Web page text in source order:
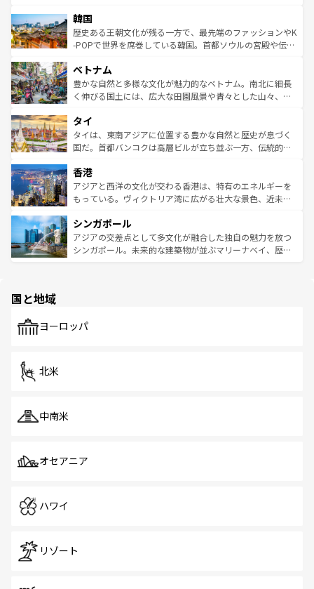
ワイを、存分に味わってほしい。 なお、新着のハワイ情報
はコンテンツ一覧を参照してほしい。
いる。アクティビティも充実しており、サーフィンやダイ
ビング、ハイキングなど、アウトドア好きにはたまらな
い。オーストラリアの多彩な魅力を存分に味わいつくそ
参照してほしい。
ン）、静ひつな山岳地帯である台湾東部など、都市の喧騒
と山間の静けさが共存しており、訪れる人に新しい発見と
驚きをもたらしてくれる。また、奥深い台湾の食文化も魅
容にもいいと評判のスイーツなど、バラエティ豊かな料理
が味わえる。 なお、新着の台湾情報は コンテンツ一覧を参
照してほしい。
韓国
歴史ある王朝文化が残る一方で、最先端のファッションやK
-POPで世界を席巻している韓国。首都ソウルの宮殿や伝統
き、地方に足を延ばせば四季折々の自然美を楽しむことが
できる。そして、キムチや焼肉、絶品のストリートフード
まで、さまざまな韓国料理が待っている。夜には、韓国な
リティに包まれながら、韓国の多彩な魅力を心ゆくまで味
わってみてほしい。 なお、新着の韓国情報はコンテンツ一
覧を参照してほしい。
ベトナム
豊かな自然と多様な文化が魅力的なベトナム。南北に細長
く伸びる国土には、広大な田園風景や青々とした山々、世
急速な発展と共に伝統が息づく。ハノイの古い町並みやホ
ーチミン市のフランス統治時代の建物も、独特の雰囲気を
醸し出している。また、バラエティの豊かさとおいしさで
とつ。フォーやバインミー、ベトナムコーヒーなどは、ぜ
ひ現地で味わいたい。どの地域を訪れてもあたたかい人々
が旅行者を迎えてくれるので、きっと忘れられない旅にな
参照してほしい。
タイ
タイは、東南アジアに位置する豊かな自然と歴史が息づく
国だ。首都バンコクは高層ビルが立ち並ぶ一方、伝統的な
の活気が交差している。北部ではチェンマイなどの山岳地
帯で自然と触れ合い、南部ではプーケットやクラビの美し
いビーチでリゾート気分を楽しむことができる。タイ料理
激する。気候は一年中温暖で、どの季節にも異なる楽しみ
が待っている。親しみやすいタイの人々、仏教を中心とし
た文化、そして多様な観光資源が、訪れる旅人を魅了し続
香港
アジアと西洋の文化が交わる香港は、特有のエネルギーを
もっている。ヴィクトリア湾に広がる壮大な景色、近未来
み、どこを訪れても感動するはず。観光スポットが密集し
ており、効率よく見どころを回れるのも魅力。息をのむよ
うな絶景から文化的な体験まで、香港を存分に楽しみ尽く
シンガポール
アジアの交差点として多文化が融合した独自の魅力を放つ
シンガポール。未来的な建築物が並ぶマリーナベイ、歴史
で、ホーカーズは地元の風情を楽しめる外せないスポット
国と地域
ヨーロッパ
北米
中南米
オセアニア
ハワイ
リゾート